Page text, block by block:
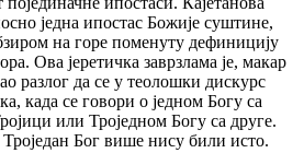
једна ипостас Божије суштине,
на горе поменуту дефиницију
Ова јеретичка заврзлама је, макар
разлог да се у теолошки дискурс
када се говори о једном Богу са
или Троједном Богу са друге.
Бог више нису били исто.